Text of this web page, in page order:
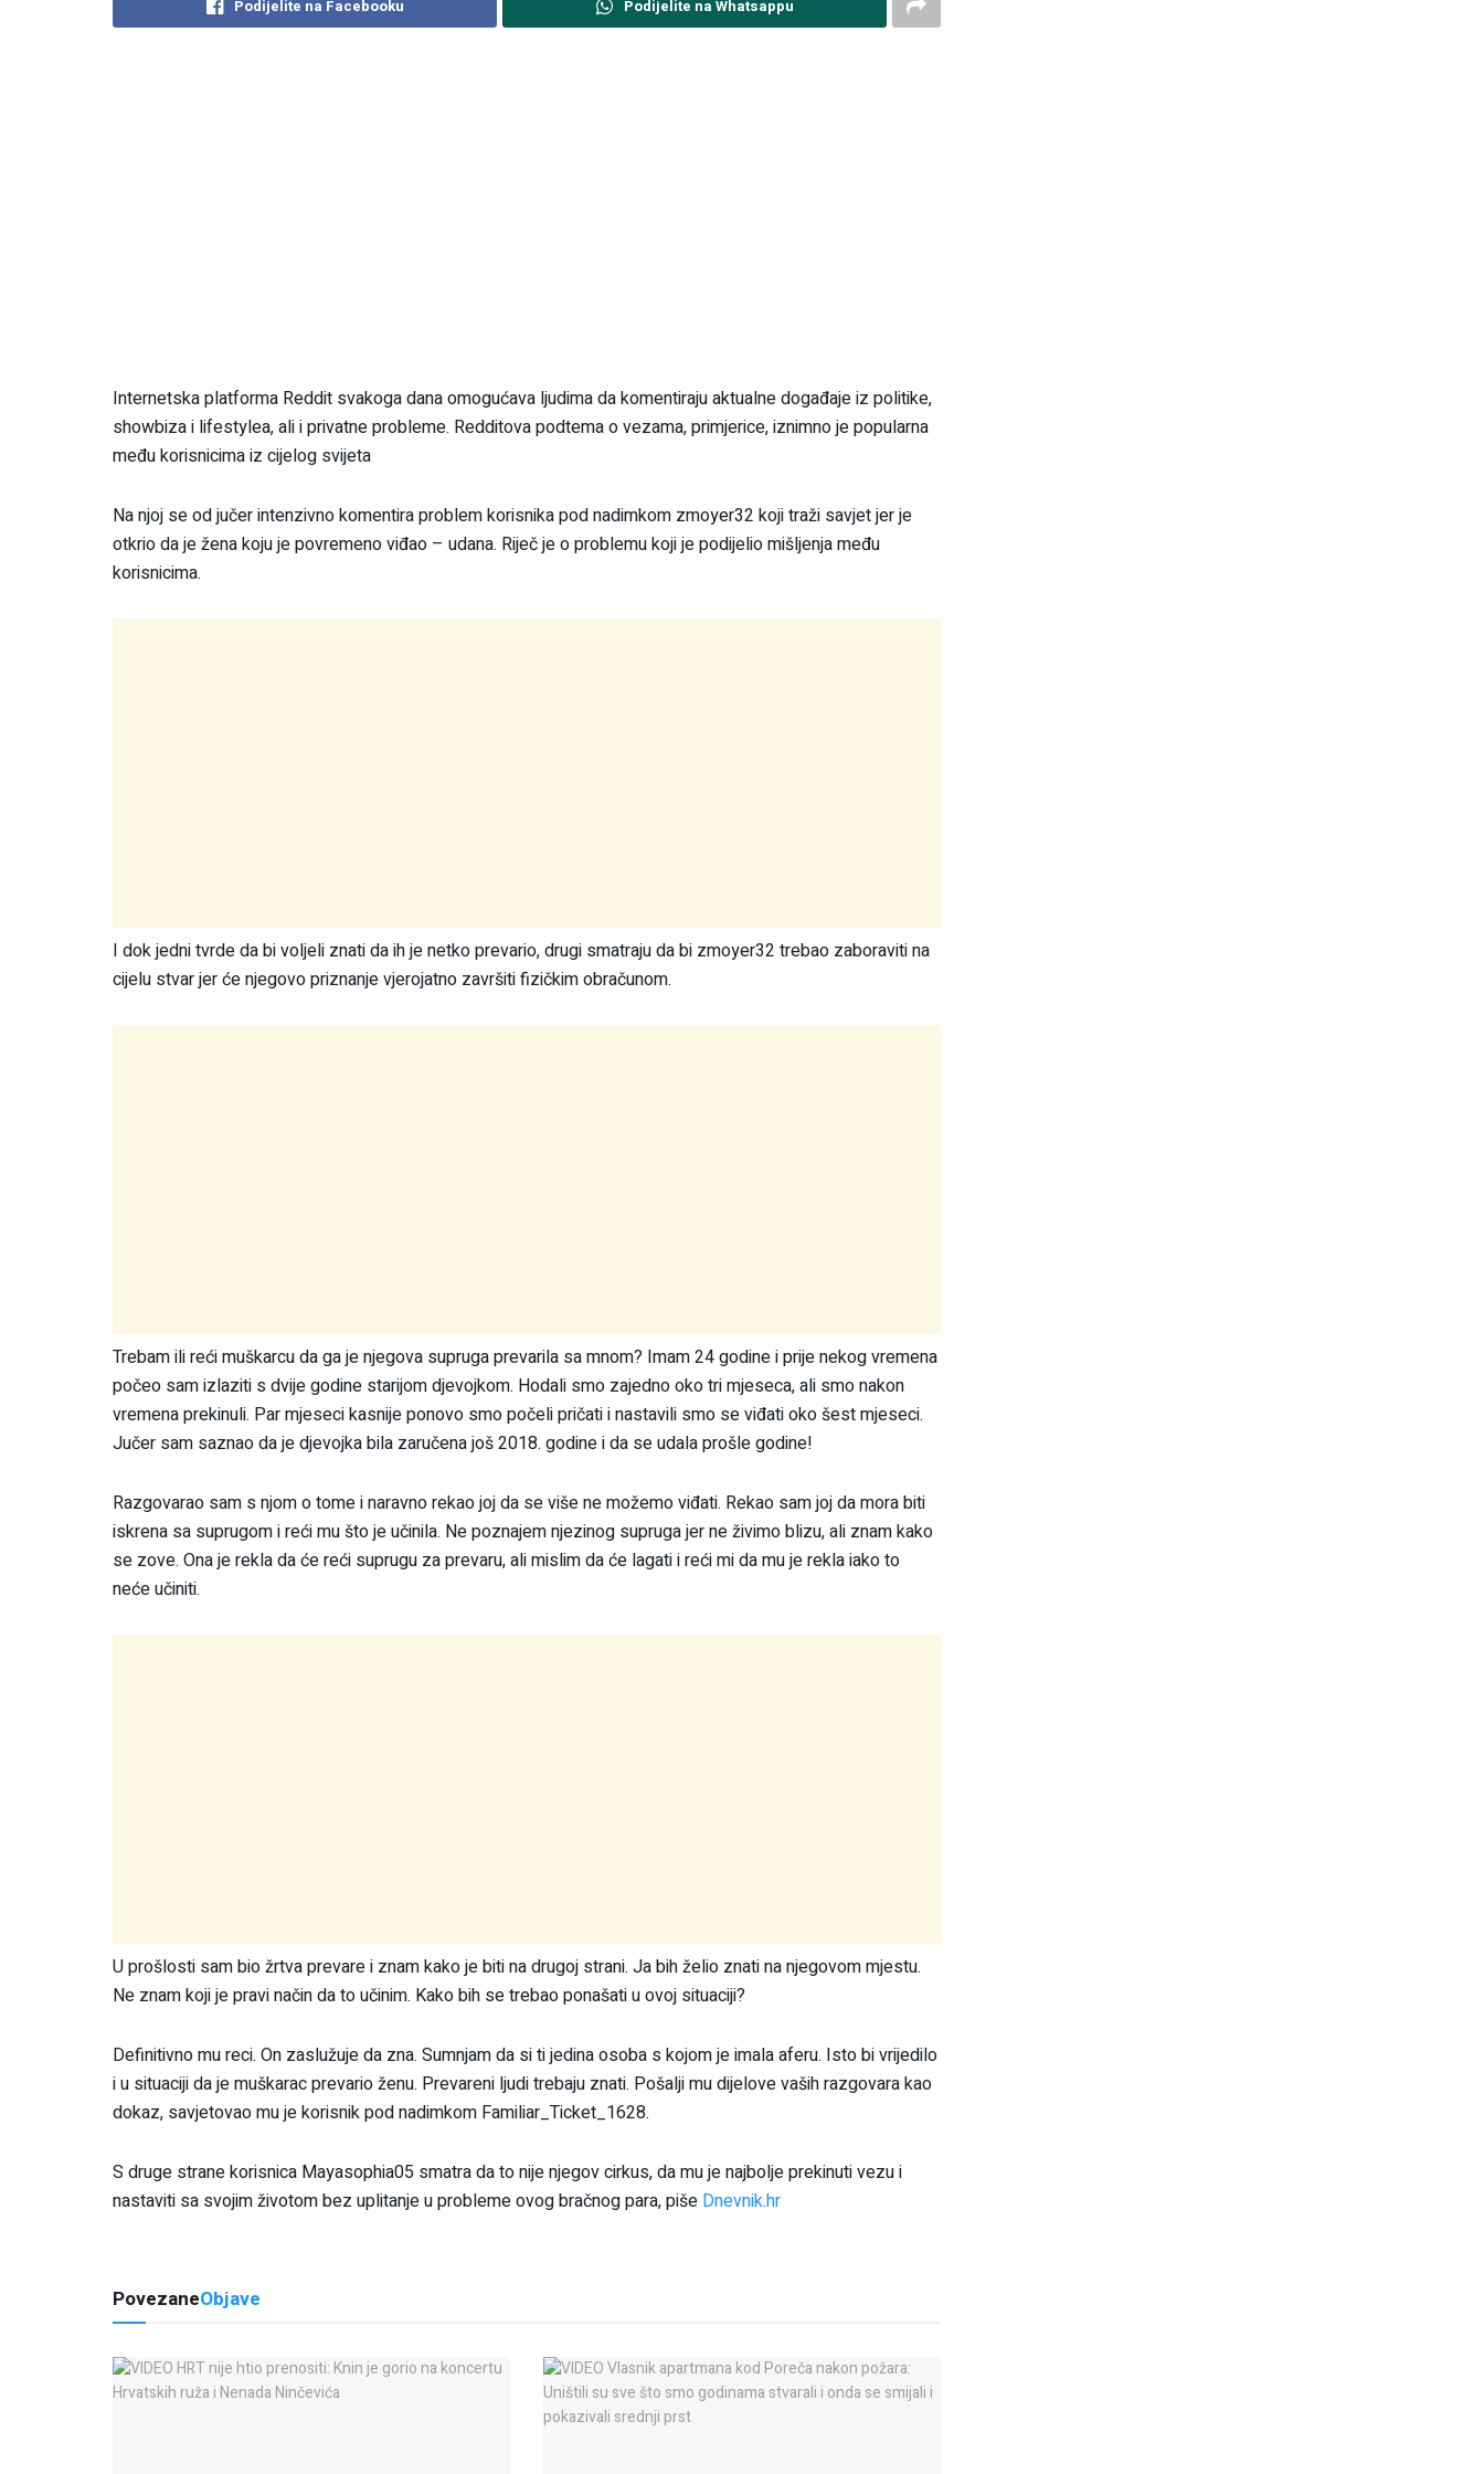
Podijelite na Facebooku Podijelite na Whatsappu
Internetska platforma Reddit svakoga dana omogućava ljudima da komentiraju aktualne događaje iz politike,
showbiza i lifestylea, ali i privatne probleme. Redditova podtema o vezama, primjerice, iznimno je popularna
među korisnicima iz cijelog svijeta
Na njoj se od jučer intenzivno komentira problem korisnika pod nadimkom zmoyer32 koji traži savjet jer je
otkrio da je žena koju je povremeno viđao – udana. Riječ je o problemu koji je podijelio mišljenja među
korisnicima.
I dok jedni tvrde da bi voljeli znati da ih je netko prevario, drugi smatraju da bi zmoyer32 trebao zaboraviti na
cijelu stvar jer će njegovo priznanje vjerojatno završiti fizičkim obračunom.
Trebam ili reći muškarcu da ga je njegova supruga prevarila sa mnom? Imam 24 godine i prije nekog vremena
počeo sam izlaziti s dvije godine starijom djevojkom. Hodali smo zajedno oko tri mjeseca, ali smo nakon
vremena prekinuli. Par mjeseci kasnije ponovo smo počeli pričati i nastavili smo se viđati oko šest mjeseci.
Jučer sam saznao da je djevojka bila zaručena još 2018. godine i da se udala prošle godine!
Razgovarao sam s njom o tome i naravno rekao joj da se više ne možemo viđati. Rekao sam joj da mora biti
iskrena sa suprugom i reći mu što je učinila. Ne poznajem njezinog supruga jer ne živimo blizu, ali znam kako
se zove. Ona je rekla da će reći suprugu za prevaru, ali mislim da će lagati i reći mi da mu je rekla iako to
neće učiniti.
U prošlosti sam bio žrtva prevare i znam kako je biti na drugoj strani. Ja bih želio znati na njegovom mjestu.
Ne znam koji je pravi način da to učinim. Kako bih se trebao ponašati u ovoj situaciji?
Definitivno mu reci. On zaslužuje da zna. Sumnjam da si ti jedina osoba s kojom je imala aferu. Isto bi vrijedilo
i u situaciji da je muškarac prevario ženu. Prevareni ljudi trebaju znati. Pošalji mu dijelove vaših razgovara kao
dokaz, savjetovao mu je korisnik pod nadimkom Familiar_Ticket_1628.
S druge strane korisnica Mayasophia05 smatra da to nije njegov cirkus, da mu je najbolje prekinuti vezu i
nastaviti sa svojim životom bez uplitanje u probleme ovog bračnog para, piše Dnevnik.hr
PovezaneObjave